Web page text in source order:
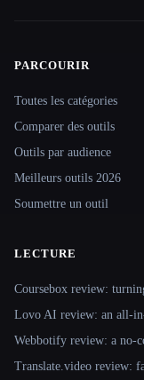
Site navigation
PARCOURIR
Toutes les catégories
Comparer des outils
Outils par audience
Meilleurs outils 2026
Soumettre un outil
LECTURE
Coursebox review:
Lovo AI review: an all-
Webbotify review: a no-
Translate.video review: